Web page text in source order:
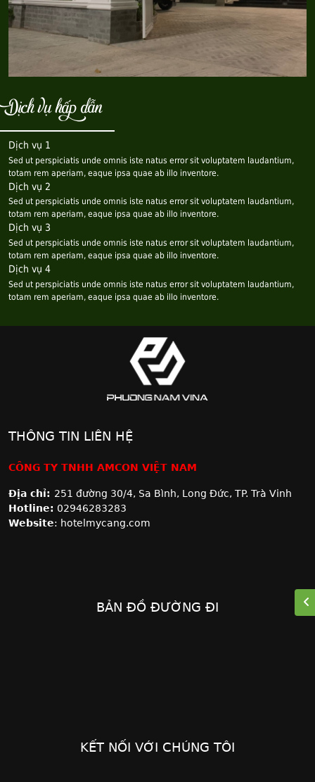
vụ hấp dẫn
Dịch vụ 1
Sed ut perspiciatis unde omnis iste natus error sit voluptatem laudantium,
totam rem aperiam, eaque ipsa quae ab illo inventore.
Dịch vụ 2
Sed ut perspiciatis unde omnis iste natus error sit voluptatem laudantium,
totam rem aperiam, eaque ipsa quae ab illo inventore.
Dịch vụ 3
Sed ut perspiciatis unde omnis iste natus error sit voluptatem laudantium,
totam rem aperiam, eaque ipsa quae ab illo inventore.
Dịch vụ 4
Sed ut perspiciatis unde omnis iste natus error sit voluptatem laudantium,
totam rem aperiam, eaque ipsa quae ab illo inventore.
THÔNG TIN LIÊN HỆ
CÔNG TY TNHH AMCON VIỆT NAM
Địa chỉ: 251 đường 30/4, Sa Bình, Long Đức, TP. Trà Vinh
Hotline: 02946283283
Website: hotelmycang.com
BẢN ĐỒ ĐƯỜNG ĐI
KẾT NỐI VỚI CHÚNG TÔI